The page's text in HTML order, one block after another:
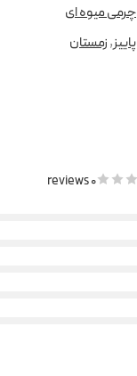
چرمی میوه ای
پاییز,زمستان
0 reviews